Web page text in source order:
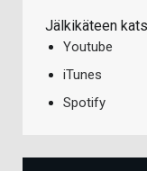
Jälkikäteen
Youtube
iTunes
Spotify